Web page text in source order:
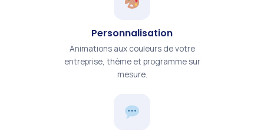
Personnalisation
Animations aux couleurs de votre
entreprise, thème et programme sur
mesure.